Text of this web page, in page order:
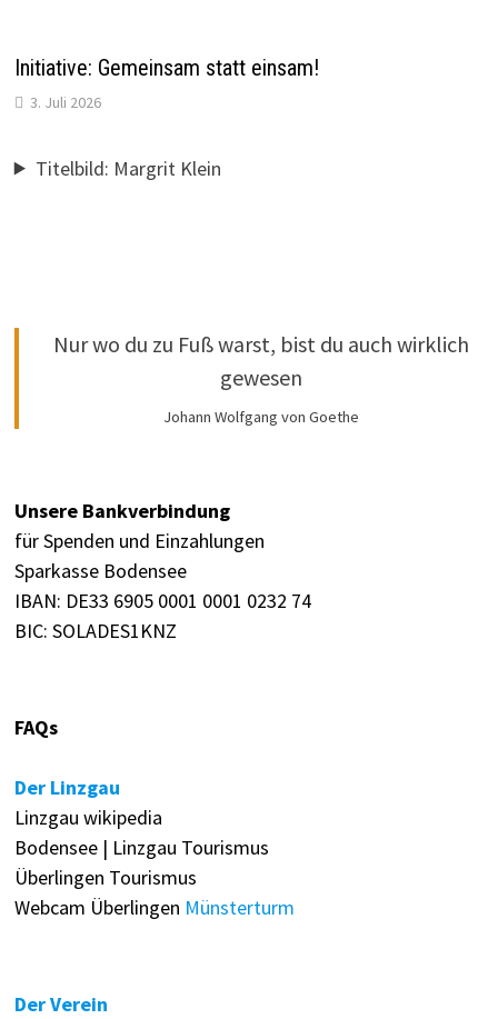
Initiative: Gemeinsam statt einsam!
3. Juli 2026
Titelbild: Margrit Klein
Nur wo du zu Fuß warst, bist du auch wirklich
gewesen
Johann Wolfgang von Goethe
Unsere Bankverbindung
für Spenden und Einzahlungen
Sparkasse Bodensee
IBAN: DE33 6905 0001 0001 0232 74
BIC: SOLADES1KNZ
FAQs
Der Linzgau
Linzgau wikipedia
Bodensee | Linzgau Tourismus
Überlingen Tourismus
Webcam Überlingen Münsterturm
Der Verein